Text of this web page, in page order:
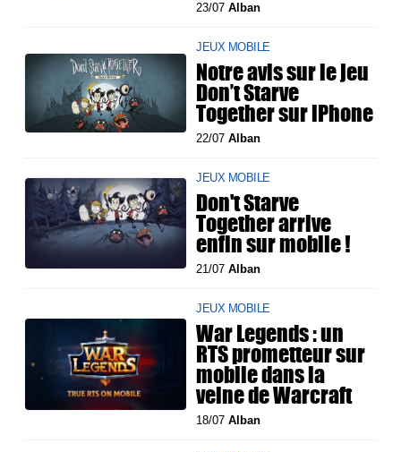
23/07Alban
JEUX MOBILE
Notre avis sur le jeu
Don’t Starve
Together sur iPhone
22/07Alban
JEUX MOBILE
Don't Starve
Together arrive
enfin sur mobile !
21/07Alban
JEUX MOBILE
War Legends : un
RTS prometteur sur
mobile dans la
veine de Warcraft
18/07Alban